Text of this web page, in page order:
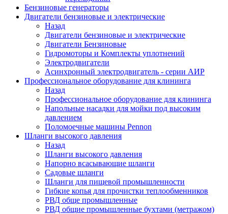
Бензиновые генераторы
Двигатели бензиновые и электрические
Назад
Двигатели бензиновые и электрические
Двигатели Бензиновые
Гидромоторы и Комплекты уплотнений
Электродвигатели
Асинхронный электродвигатель - серии АИР
Профессиональное оборудование для клининга
Назад
Профессиональное оборудование для клининга
Напольные насадки для мойки под высоким
давлением
Поломоечные машины Pennon
Шланги высокого давления
Назад
Шланги высокого давления
Напорно всасывающие шланги
Садовые шланги
Шланги для пищевой промышленности
Гибкие копья для прочистки теплообменников
РВД обще промышленные
РВД общие промышленные бухтами (метражом)